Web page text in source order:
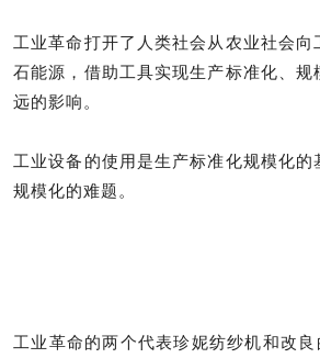
工业革命打开了人类社会从农业社会
石能源，借助工具实现生产标准化、
远的影响。
工业设备的使用是生产标准化规模化
规模化的难题。
工业革命的两个代表珍妮纺纱机和改